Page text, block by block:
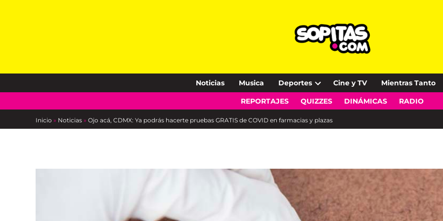
Noticias Musica Deportes
Open
dropdown
Cine y TV Mientras Tanto
REPORTAJES QUIZZES DINÁMICAS RADIO
Inicio » Noticias » Ojo acá, CDMX: Ya podrás hacerte pruebas GRATIS de COVID en farmacias y plazas